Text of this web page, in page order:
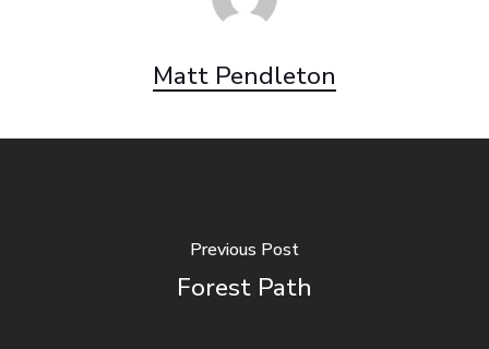
Matt Pendleton
Previous Post
Forest Path